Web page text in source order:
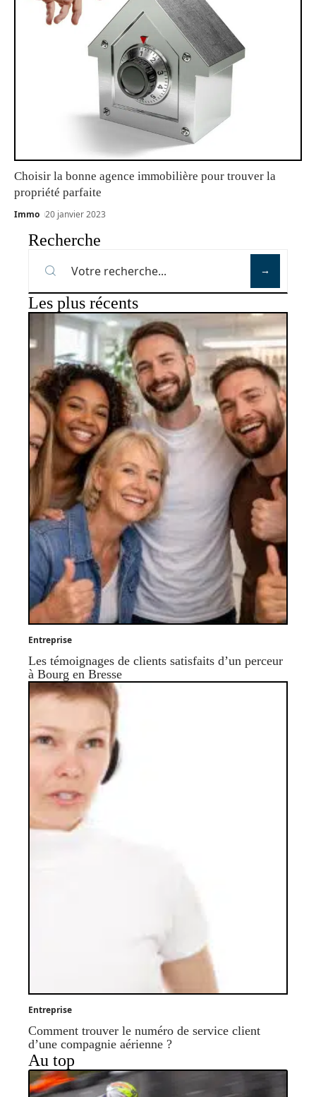
Choisir la bonne agence immobilière pour trouver la
propriété parfaite
Immo 20 janvier 2023
Recherche
Les plus récents
Entreprise
Les témoignages de clients satisfaits d’un perceur
à Bourg en Bresse
Entreprise
Comment trouver le numéro de service client
d’une compagnie aérienne ?
Au top